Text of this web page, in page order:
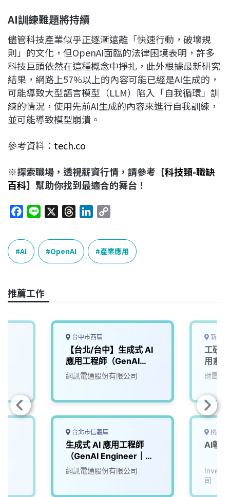
AI訓練難題將持續
儘管科技產業似乎正逐漸遠離「快速行動，破壞規
則」的文化，但OpenAI面臨的法律困境表明，許多
科技巨頭依然在這種概念中掙扎，此外根據最新研究
結果，網路上57%以上的內容可能已經是AI生成的，
可能導致大型語言模型（LLM）陷入「自我循環」訓
練的情況，使用先前AI生成的內容來進行自我訓練，
並可能導致模型崩潰。
參考資料： tech.co
※探索職場，透視薪資行情，請參考【科技類-職缺
百科】幫助你找到最適合的舞台！
c
e
b
o
k
n
r
e
a
n
k
e
n
p
y
L
k
AI OpenAI 產業應用
推薦工作
台中市西區
【台北/台中】生成式 AI
應用工程師（GenAI
Engineer｜LLM／
網訊電通股份有限公司
台北市信義區
生成式 AI 應用工程師
（GenAI Engineer｜
LLM／Agent／RAG）
網訊電通股份有限公司
新竹
工研
用系
財團法
桃園
AI軟
司